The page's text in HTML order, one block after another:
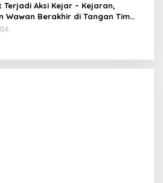
Terjadi Aksi Kejar – Kejaran,
Wawan Berakhir di Tangan Tim
Lubuk Batang, Kaki